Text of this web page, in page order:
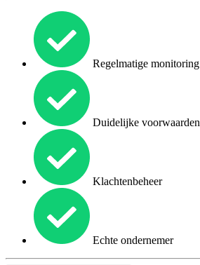
Regelmatige monitoring
Duidelijke voorwaarden
Klachtenbeheer
Echte ondernemer